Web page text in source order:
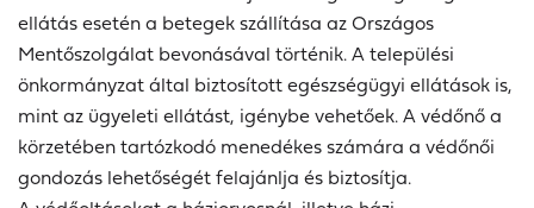
ellátás esetén a betegek szállítása az Országos
Mentőszolgálat bevonásával történik. A települési
önkormányzat által biztosított egészségügyi ellátások is,
mint az ügyeleti ellátást, igénybe vehetőek. A védőnő a
körzetében tartózkodó menedékes számára a védőnői
gondozás lehetőségét felajánlja és biztosítja.